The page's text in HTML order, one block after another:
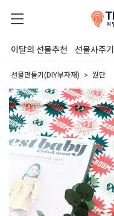
이달의 선물추천 선물사주기
선물만들기(DIY부자재) 원단